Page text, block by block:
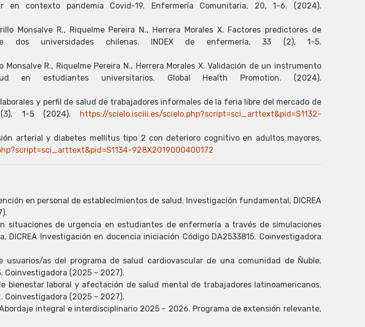
contexto pandemia Covid-19. Enfermería Comunitaria, 20, 1-6. (2024).
Monsalve R., Riquelme Pereira N., Herrera Morales X. Factores predictores de
dos universidades chilenas. INDEX de enfermería, 33 (2), 1-5.
R., Riquelme Pereira N., Herrera Morales X. Validación de un instrumento
en estudiantes universitarios. Global Health Promotion. (2024).
y perfil de salud de trabajadores informales de la feria libre del mercado de
1-5 (2024). https://scielo.isciii.es/scielo.php?script=sci_arttext&pid=S1132-
arterial y diabetes mellitus tipo 2 con deterioro cognitivo en adultos mayores.
928X2019000400172
en personal de establecimientos de salud. Investigación fundamental, DICREA
situaciones de urgencia en estudiantes de enfermería a través de simulaciones
Investigación en docencia iniciación Código DA2533815. Coinvestigadora
as del programa de salud cardiovascular de una comunidad de Ñuble.
Coinvestigadora (2025 – 2027).
bienestar laboral y afectación de salud mental de trabajadores latinoamericanos.
Coinvestigadora (2025 – 2027).
integral e interdisciplinario 2025 – 2026. Programa de extensión relevante,